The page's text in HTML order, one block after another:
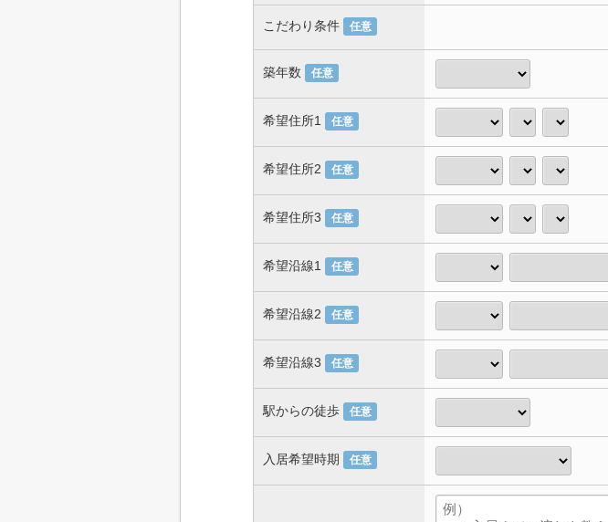
こだわり条件 任意
築年数 任意
希望住所1 任意
希望住所2 任意
希望住所3 任意
希望沿線1 任意
希望沿線2 任意
希望沿線3 任意
駅からの徒歩 任意
入居希望時期 任意